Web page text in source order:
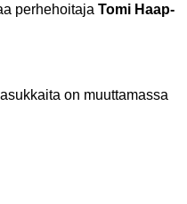
per­he­hoi­ta­ja Tomi Haap­
on muut­ta­mas­sa